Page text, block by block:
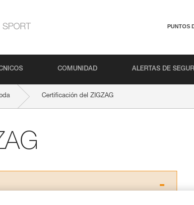
SPORT PUNTOS
COMUNIDAD ALERTAS DE
Certificación del ZIGZAG